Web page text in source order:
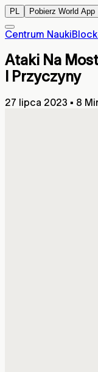
PL Pobierz World App
Centrum Nauki
Ataki Na
I Przyczyny
27 lipca 2023 ▪ 8